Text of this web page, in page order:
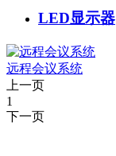
LED显示器
远程会议系统
上一页
1
下一页